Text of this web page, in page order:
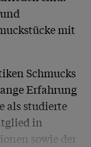
mit
Schmucks
Erfahrung
als studierte
in
sowie der